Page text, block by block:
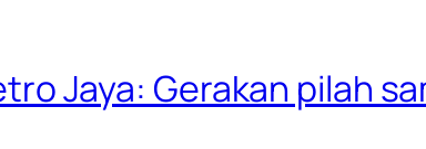
Jaya: Gerakan pilah